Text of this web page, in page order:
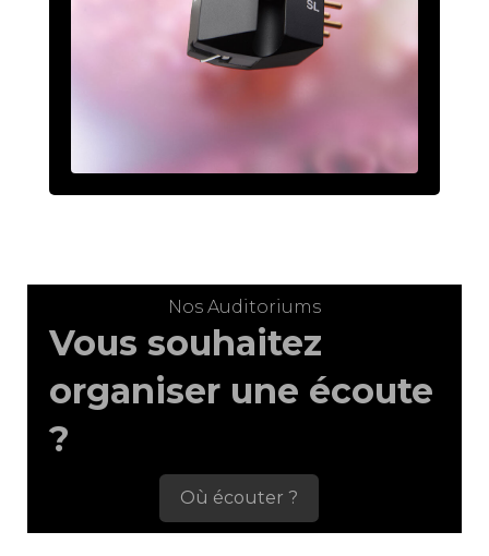
Nos Auditoriums
Vous souhaitez
organiser une écoute
?
Où écouter ?